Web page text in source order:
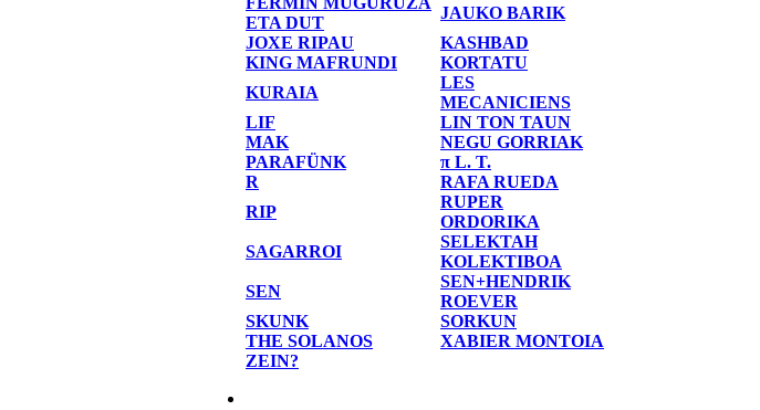
ETA DUT
JAUKO BARIK
JOXE RIPAU
KASHBAD
KING MAFRUNDI
KORTATU
KURAIA
LES
MECANICIENS
LIF
LIN TON TAUN
MAK
NEGU GORRIAK
PARAFÜNK
π L. T.
R
RAFA RUEDA
RIP
RUPER
ORDORIKA
SAGARROI
SELEKTAH
KOLEKTIBOA
SEN
SEN+HENDRIK
ROEVER
SKUNK
SORKUN
THE SOLANOS
XABIER MONTOIA
ZEIN?